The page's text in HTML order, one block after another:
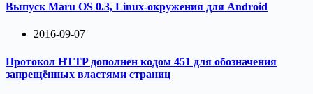
Выпуск Maru OS 0.3, Linux-окружения для Android
2016-09-07
Протокол HTTP дополнен кодом 451 для обозначения
запрещённых властями страниц